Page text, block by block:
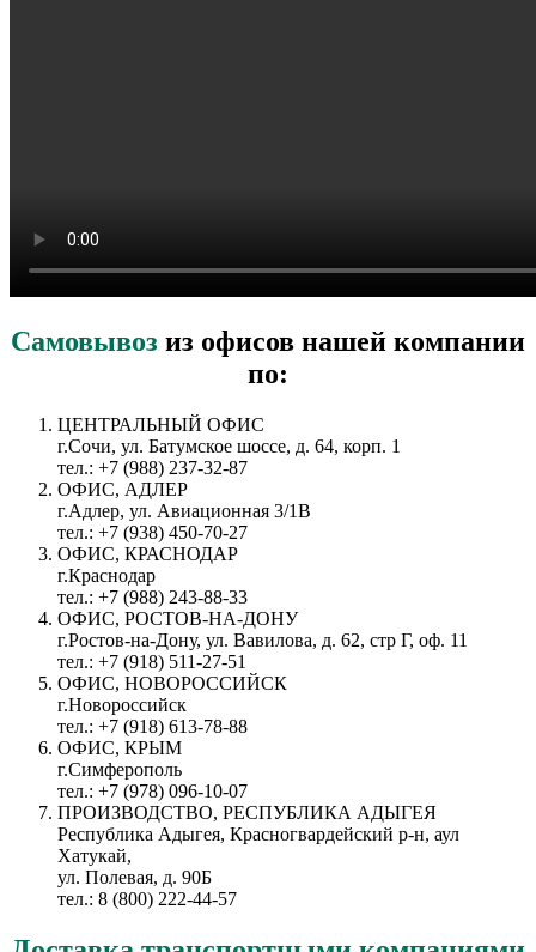
Самовывоз из офисов нашей компании
по:
ЦЕНТРАЛЬНЫЙ ОФИС
г.Сочи, ул. Батумское шоссе, д. 64, корп. 1
тел.: +7 (988) 237-32-87
ОФИС, АДЛЕР
г.Адлер, ул. Авиационная 3/1В
тел.: +7 (938) 450-70-27
ОФИС, КРАСНОДАР
г.Краснодар
тел.: +7 (988) 243-88-33
ОФИС, РОСТОВ-НА-ДОНУ
г.Ростов-на-Дону, ул. Вавилова, д. 62, стр Г, оф. 11
тел.: +7 (918) 511-27-51
ОФИС, НОВОРОССИЙСК
г.Новороссийск
тел.: +7 (918) 613-78-88
ОФИС, КРЫМ
г.Симферополь
тел.: +7 (978) 096-10-07
ПРОИЗВОДСТВО, РЕСПУБЛИКА АДЫГЕЯ
Республика Адыгея, Красногвардейский р-н, аул
Хатукай,
ул. Полевая, д. 90Б
тел.: 8 (800) 222-44-57